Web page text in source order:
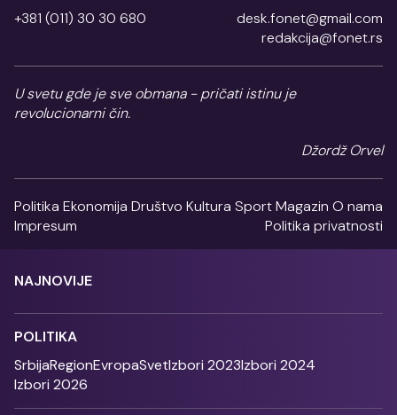
+381 (011) 30 30 680
desk.fonet@gmail.com
redakcija@fonet.rs
U svetu gde je sve obmana - pričati istinu je
revolucionarni čin.
Džordž Orvel
Politika Ekonomija Društvo Kultura SportMagazin O nama
Impresum
Politika privatnosti
NAJNOVIJE
POLITIKA
SrbijaRegionEvropaSvetIzbori 2023Izbori 2024
Izbori 2026